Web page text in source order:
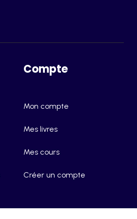
Compte
Mon compte
Mes livres
Mes cours
Créer un compte